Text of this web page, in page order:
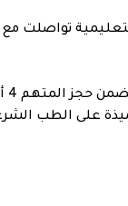
تواصلت
على الطب